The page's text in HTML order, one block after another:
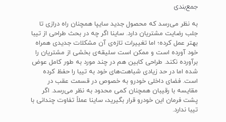
جمع‌بندی
به نظر می‌رسد که محصول جدید سایپا همچنان راه درازی تا
جلب رضایت مشتریان دارد. ساینا اگر چه در بحث طراحی از تیبا
بهتر عمل کرده؛ اما تغییرات تازه‌ی آن مشکلات جدیدی همراه
خود آورده است و ممکن است سلیقه‌ی بخشی از مشتریان را
برآورده نکند. طراحی کابین هم در چند مورد به طور کامل عوض
شده اما در حد زیادی شباهت‌های خود به تیبا را حفظ کرده
است. فضای داخلی خودرو به خصوص در قسمت عقب در
مقایسه با رقیبان همچنان کمی محدود به نظر می‌رسد. اگر
پشت فرمان این خودرو قرار بگیرید، ساینا عملاً تفاوت چندانی با
تیبا ندارد.